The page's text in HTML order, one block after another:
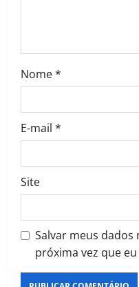
Nome*
E-mail *
Site
Salvar meus dados
próxima vez que